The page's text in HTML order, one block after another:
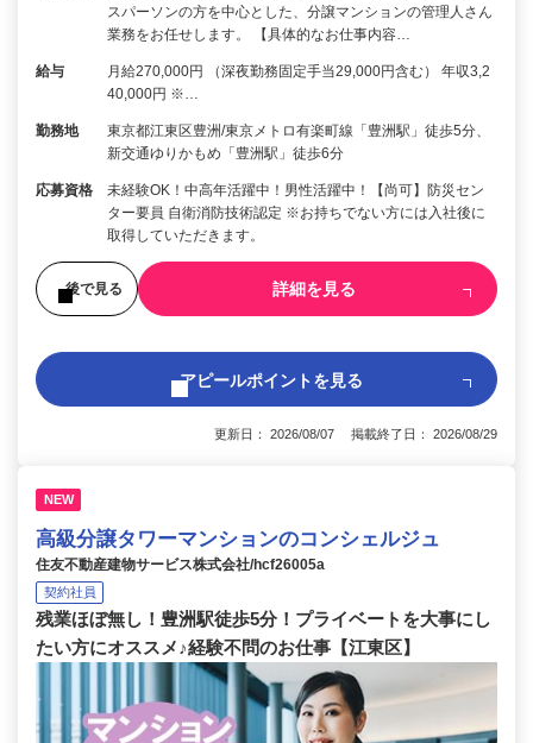
スパーソンの方を中心とした、分譲マンションの管理人さん
業務をお任せします。 【具体的なお仕事内容…
給与
月給270,000円 （深夜勤務固定手当29,000円含む） 年収3,2
40,000円 ※…
勤務地
東京都江東区豊洲/東京メトロ有楽町線「豊洲駅」徒歩5分、
新交通ゆりかもめ「豊洲駅」徒歩6分
応募資格
未経験OK！中高年活躍中！男性活躍中！【尚可】防災セン
ター要員 自衛消防技術認定 ※お持ちでない方には入社後に
取得していただきます。
後で見る 詳細を見る
アピールポイントを見る
更新日： 2026/08/07 掲載終了日： 2026/08/29
NEW
高級分譲タワーマンションのコンシェルジュ
住友不動産建物サービス株式会社/hcf26005a
契約社員
残業ほぼ無し！豊洲駅徒歩5分！プライベートを大事にし
たい方にオススメ♪経験不問のお仕事【江東区】